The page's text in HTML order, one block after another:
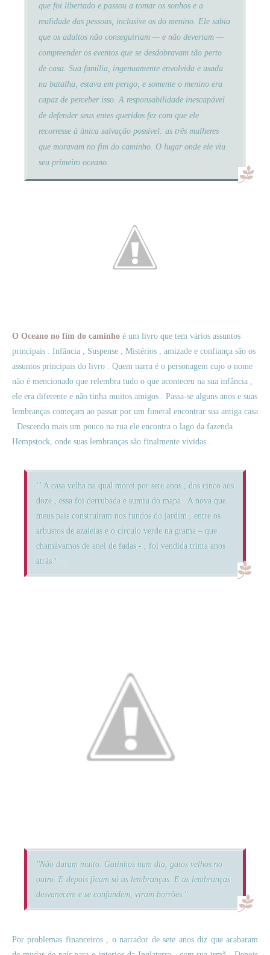
que foi libertado e passou a tomar os sonhos e a
realidade das pessoas, inclusive os do menino. Ele sabia
que os adultos não conseguiriam — e não deveriam —
compreender os eventos que se desdobravam tão perto
de casa. Sua família, ingenuamente envolvida e usada
na batalha, estava em perigo, e somente o menino era
capaz de perceber isso. A responsabilidade inescapável
de defender seus entes queridos fez com que ele
recorresse à única salvação possível: as três mulheres
que moravam no fim do caminho. O lugar onde ele viu
seu primeiro oceano.
O Oceano no fim do caminho é um livro que tem vários assuntos
principais : Infância , Suspense , Mistérios , amizade e confiança são os
assuntos principais do livro . Quem narra é o personagem cujo o nome
não é mencionado que relembra tudo o que aconteceu na sua infância ,
ele era diferente e não tinha muitos amigos . Passa-se alguns anos e suas
lembranças começam ao passar por um funeral encontrar sua antiga casa
. Descendo mais um pouco na rua ele encontra o lago da fazenda
Hempstock, onde suas lembranças são finalmente vividas .
‘’ A casa velha na qual morei por sete anos , dos cinco aos
doze , essa foi derrubada e sumiu do mapa . A nova que
meus pais construíram nos fundos do jardim , entre os
arbustos de azaleias e o círculo verde na grama – que
chamávamos de anel de fadas - , foi vendida trinta anos
atrás ‘
''Não duram muito. Gatinhos num dia, gatos velhos no
outro. E depois ficam só as lembranças. E as lembranças
desvanecem e se confundem, viram borrões."
Por problemas financeiros , o narrador de sete anos diz que acabaram